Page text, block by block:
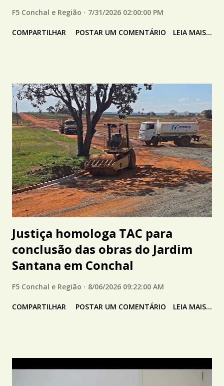
F5 Conchal e Região 7/31/2026 02:00:00 PM
COMPARTILHAR POSTAR UM COMENTÁRIO LEIA MAIS...
Justiça homologa TAC para
conclusão das obras do Jardim
Santana em Conchal
F5 Conchal e Região 8/06/2026 09:22:00 AM
COMPARTILHAR POSTAR UM COMENTÁRIO LEIA MAIS...